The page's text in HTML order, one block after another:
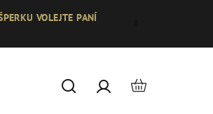
VOLEJTE PANÍ
HledatPřihlášení
Nákupní